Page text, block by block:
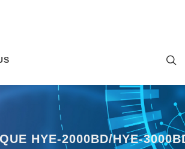
HYE-2000BD/HYE-